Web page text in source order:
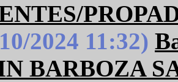
2024 11:32)
BARBOZA